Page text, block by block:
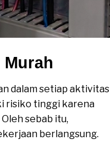
dalam setiap aktivitas
risiko tinggi karena
sebab itu,
berlangsung.